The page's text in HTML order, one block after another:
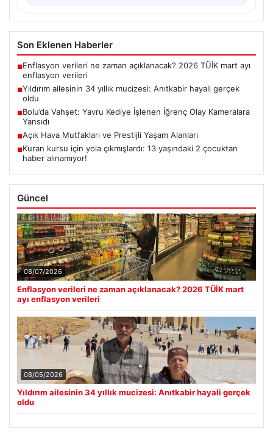
Son Eklenen Haberler
■Enflasyon verileri ne zaman açıklanacak? 2026 TÜİK mart ayı
enflasyon verileri
■Yıldırım ailesinin 34 yıllık mucizesi: Anıtkabir hayali gerçek
oldu
■Bolu’da Vahşet: Yavru Kediye İşlenen İğrenç Olay Kameralara
Yansıdı
■Açık Hava Mutfakları ve Prestijli Yaşam Alanları
■Kuran kursu için yola çıkmışlardı: 13 yaşındaki 2 çocuktan
haber alınamıyor!
Güncel
08/07/2026
Enflasyon verileri ne zaman açıklanacak? 2026 TÜİK mart
ayı enflasyon verileri
08/05/2026
Yıldırım ailesinin 34 yıllık mucizesi: Anıtkabir hayali gerçek
oldu